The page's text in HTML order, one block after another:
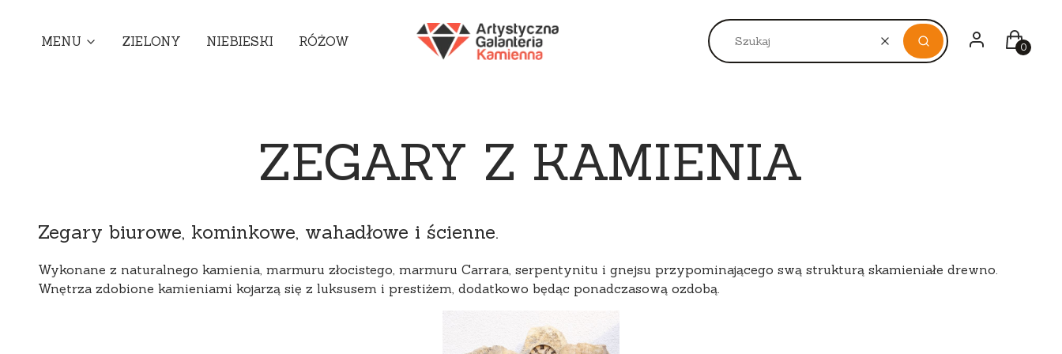
MENU ZIELONY NIEBIESKI RÓŻOWY FIOLETOWY CZERWONY WIELOBARWNY BEŻOWY, ŻÓŁTY BIAŁY,
WyczyśćSzukaj
Zaloguj sięKoszyk
ZEGARY Z KAMIENIA
Zegary biurowe, kominkowe, wahadłowe i ścienne.
Wykonane z naturalnego kamienia, marmuru złocistego, marmuru Carrara, serpentynitu i gnejsu przypominającego swą strukturą skamieniałe drewno.
Wnętrza zdobione kamieniami kojarzą się z luksusem i prestiżem, dodatkowo będąc ponadczasową ozdobą.